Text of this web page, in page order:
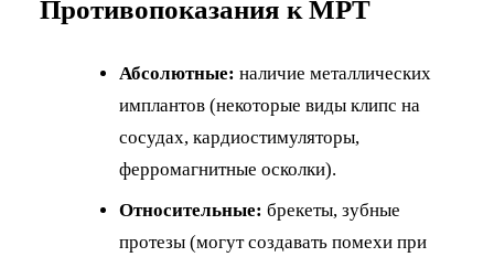
Противопоказания к МРТ
Абсолютные: наличие металлических
имплантов (некоторые виды клипс на
сосудах, кардиостимуляторы,
ферромагнитные осколки).
Относительные: брекеты, зубные
протезы (могут создавать помехи при